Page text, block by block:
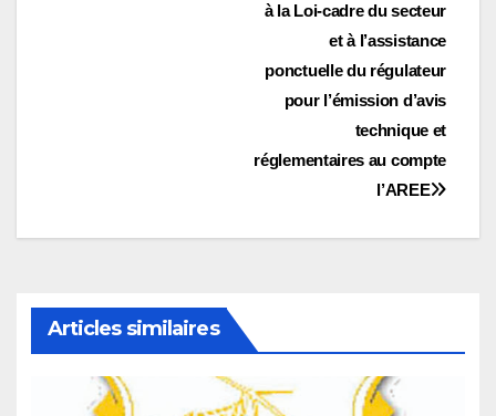
à la Loi-cadre du secteur
et à l’assistance
ponctuelle du régulateur
pour l’émission d’avis
technique et
réglementaires au compte
l’AREE
Articles similaires